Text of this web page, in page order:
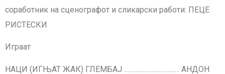
соработник на сценографот и сликарски работи: ПЕЦЕ
РИСТЕСКИ
Играат
НАЦИ (ИГЊАТ ЖАК) ГЛЕМБАЈ …………………………… АНДОН